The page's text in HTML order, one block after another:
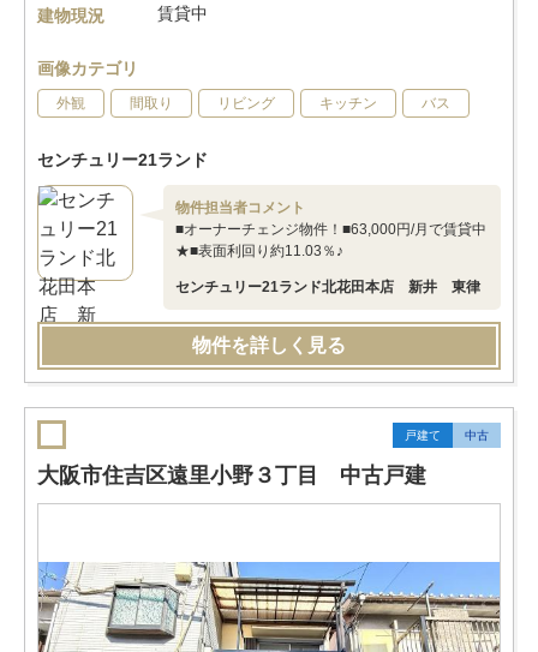
建物現況
賃貸中
画像カテゴリ
外観 間取り リビング キッチン バス
センチュリー21ランド
物件担当者コメント
■オーナーチェンジ物件！■63,000円/月で賃貸中
★■表面利回り約11.03％♪
センチュリー21ランド北花田本店 新井 東律
物件を詳しく見る
戸建て 中古
大阪市住吉区遠里小野３丁目 中古戸建